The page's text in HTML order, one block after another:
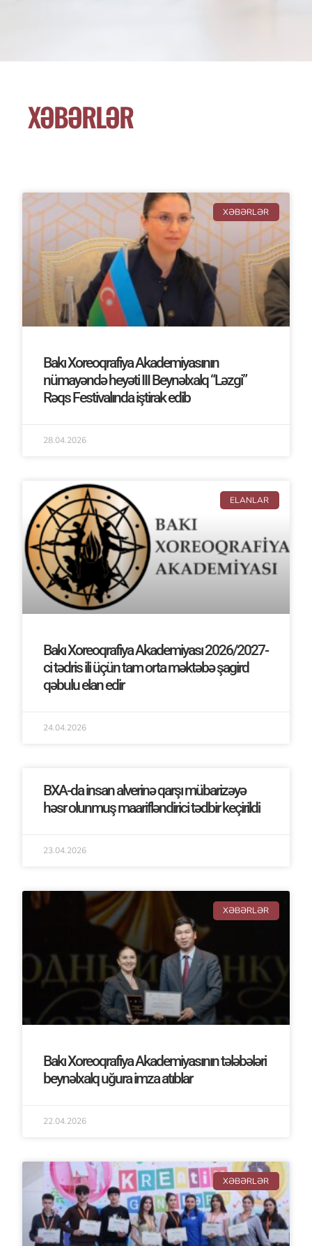
XƏBƏRLƏR
XƏBƏRLƏR
Bakı Xoreoqrafiya Akademiyasının
nümayəndə heyəti III Beynəlxalq “Ləzgi”
Rəqs Festivalında iştirak edib
28.04.2026
ELANLAR
Bakı Xoreoqrafiya Akademiyası 2026/2027-
ci tədris ili üçün tam orta məktəbə şagird
qəbulu elan edir
24.04.2026
BXA-da insan alverinə qarşı mübarizəyə
həsr olunmuş maarifləndirici tədbir keçirildi
23.04.2026
XƏBƏRLƏR
Bakı Xoreoqrafiya Akademiyasının tələbələri
beynəlxalq uğura imza atıblar
22.04.2026
XƏBƏRLƏR